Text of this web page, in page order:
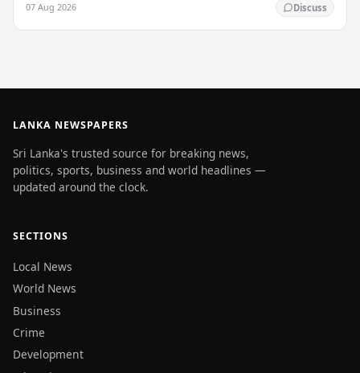
07 Aug 2026 Discuss
LANKA NEWSPAPERS
Sri Lanka's trusted source for breaking news,
politics, sports, business and world headlines —
updated around the clock.
SECTIONS
Local News
World News
Business
Crime
Development